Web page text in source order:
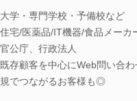
学・専門学校・予備校など
宅/医薬品/IT機器/食品メーカ
公庁、行政法人
存顧客を中心にWeb問い合わ
でつながるお客様も◎